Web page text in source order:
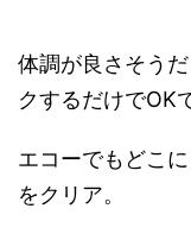
体調が良さそう
クするだけでOK
エコーでもどこ
をクリア。